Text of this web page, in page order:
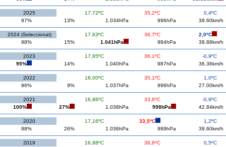
2025 17,72ºC 35,2ºC
0,4ºC
97%
13% 1.034hPa 996hPa 39.60km/h
2024 (Seleccionat) 17,63ºC 36,7ºC
2,0ºC
98%
15% 1.041hPa 984hPa 38.88km/h
2023 17,85ºC 36,1ºC
-0,9ºC
95%
14% 1.040hPa 987hPa 36.36km/h
2022 18,00ºC 35,1ºC
1,0ºC
96%
9% 1.037hPa 996hPa 27.00km/h
2021 16,86ºC 33,6ºC
-0,9ºC
100%
27% 1.038hPa 998hPa 42.84km/h
2020 17,16ºC 33,5ºC
1,2ºC
98%
26% 1.036hPa 989hPa 39.60km/h
2019 16,88ºC 36,6ºC
0,5ºC